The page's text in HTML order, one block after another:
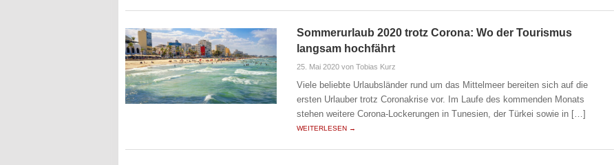
Sommerurlaub 2020 trotz Corona: Wo der Tourismus
langsam hochfährt
25. Mai 2020 von Tobias Kurz
Viele beliebte Urlaubsländer rund um das Mittelmeer bereiten sich auf die
ersten Urlauber trotz Coronakrise vor. Im Laufe des kommenden Monats
stehen weitere Corona-Lockerungen in Tunesien, der Türkei sowie in […]
WEITERLESEN →